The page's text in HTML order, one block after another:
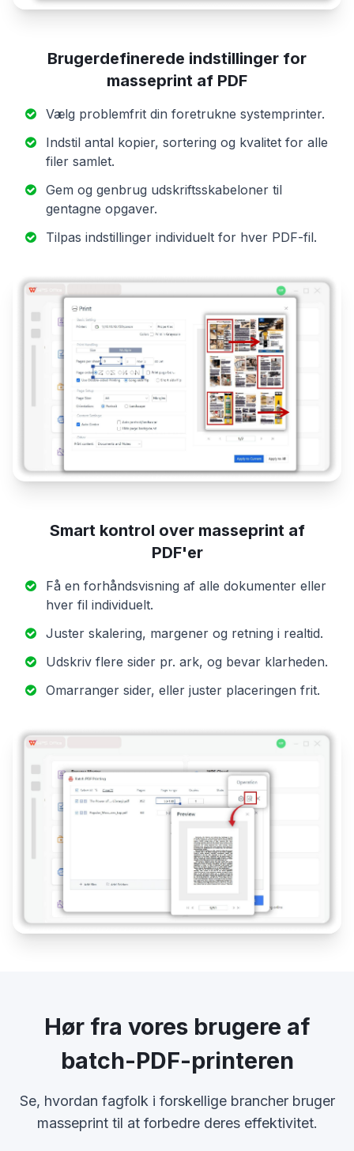
Brugerdefinerede indstillinger for
masseprint af PDF
Vælg problemfrit din foretrukne systemprinter.
Indstil antal kopier, sortering og kvalitet for alle
filer samlet.
Gem og genbrug udskriftsskabeloner til
gentagne opgaver.
Tilpas indstillinger individuelt for hver PDF-fil.
Smart kontrol over masseprint af
PDF'er
Få en forhåndsvisning af alle dokumenter eller
hver fil individuelt.
Juster skalering, margener og retning i realtid.
Udskriv flere sider pr. ark, og bevar klarheden.
Omarranger sider, eller juster placeringen frit.
Hør fra vores brugere af
batch-PDF-printeren
Se, hvordan fagfolk i forskellige brancher bruger
masseprint til at forbedre deres effektivitet.